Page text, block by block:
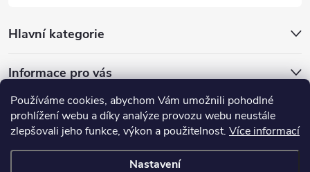
Používáme cookies, abychom Vám umožnili pohodlné
prohlížení webu a díky analýze provozu webu neustále
zlepšovali jeho funkce, výkon a použitelnost. Více informací
Nastavení
Hlavní kategorie
Informace pro vás
Přijímáme online platby